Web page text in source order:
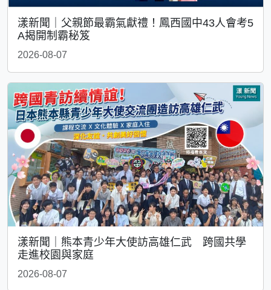
漾新聞｜父親節最霸氣獻禮！鳳西國中43人會考5
A揭開制霸秘笈
2026-08-07
漾新聞｜熊本青少年大使訪高雄仁武 跨國共學
走進校園與家庭
2026-08-07